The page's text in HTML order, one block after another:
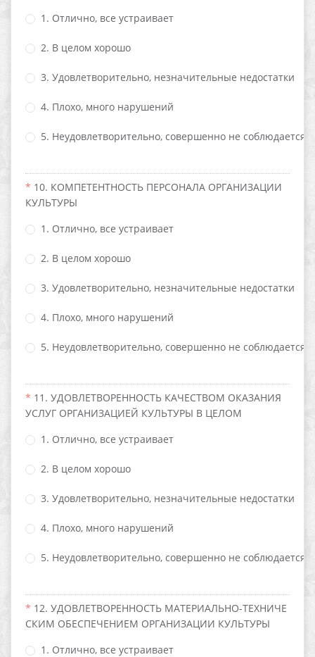
1. Отлично, все устраивает
2. В целом хорошо
3. Удовлетворительно, незначительные недостатки
4. Плохо, много нарушений
5. Неудовлетворительно, совершенно не соблюдается
10. КОМПЕТЕНТНОСТЬ ПЕРСОНАЛА ОРГАНИЗАЦИИ
КУЛЬТУРЫ
1. Отлично, все устраивает
2. В целом хорошо
3. Удовлетворительно, незначительные недостатки
4. Плохо, много нарушений
5. Неудовлетворительно, совершенно не соблюдается
11. УДОВЛЕТВОРЕННОСТЬ КАЧЕСТВОМ ОКАЗАНИЯ
УСЛУГ ОРГАНИЗАЦИЕЙ КУЛЬТУРЫ В ЦЕЛОМ
1. Отлично, все устраивает
2. В целом хорошо
3. Удовлетворительно, незначительные недостатки
4. Плохо, много нарушений
5. Неудовлетворительно, совершенно не соблюдается
12. УДОВЛЕТВОРЕННОСТЬ МАТЕРИАЛЬНО-ТЕХНИЧЕ
СКИМ ОБЕСПЕЧЕНИЕМ ОРГАНИЗАЦИИ КУЛЬТУРЫ
1. Отлично, все устраивает